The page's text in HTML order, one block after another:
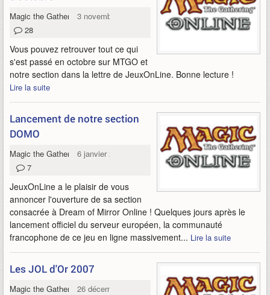
Magic the Gathering Online3 novembre 2008
28
Vous pouvez retrouver tout ce qui
s'est passé en octobre sur MTGO et
notre section dans la lettre de JeuxOnLine. Bonne lecture !
Lire la suite
Lancement de notre section
DOMO
Magic the Gathering Online
6 janvier 2008
7
JeuxOnLine a le plaisir de vous
annoncer l'ouverture de sa section
consacrée à Dream of Mirror Online ! Quelques jours après le
lancement officiel du serveur européen, la communauté
francophone de ce jeu en ligne massivement... Lire la suite
Les JOL d'Or 2007
Magic the Gathering Online26 décembre 2007